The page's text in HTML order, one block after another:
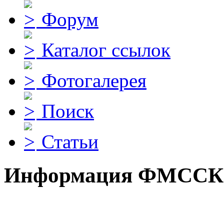
Форум
Каталог ссылок
Фотогалерея
Поиск
Статьи
Информация ФМССК